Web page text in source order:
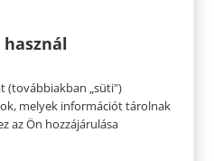
(továbbiakban „süti")
melyek információt tárolnak
az Ön hozzájárulása